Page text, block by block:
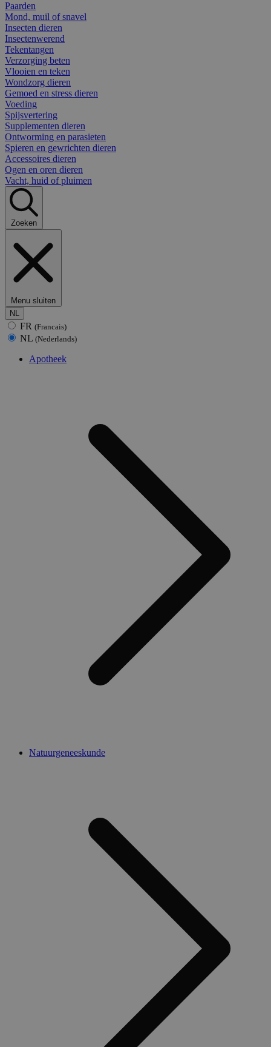
Paarden
Mond, muil of snavel
Insecten dieren
Insectenwerend
Tekentangen
Verzorging beten
Vlooien en teken
Wondzorg dieren
Gemoed en stress dieren
Voeding
Spijsvertering
Supplementen dieren
Ontworming en parasieten
Spieren en gewrichten dieren
Accessoires dieren
Ogen en oren dieren
Vacht, huid of pluimen
Zoeken
Menu sluiten
NL
FR (Francais)
NL (Nederlands)
Apotheek
Natuurgeneeskunde